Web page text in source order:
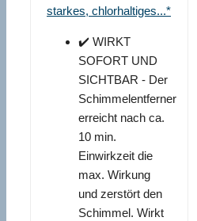
starkes, chlorhaltiges...*
✔️ WIRKT
SOFORT UND
SICHTBAR - Der
Schimmelentferner
erreicht nach ca.
10 min.
Einwirkzeit die
max. Wirkung
und zerstört den
Schimmel. Wirkt